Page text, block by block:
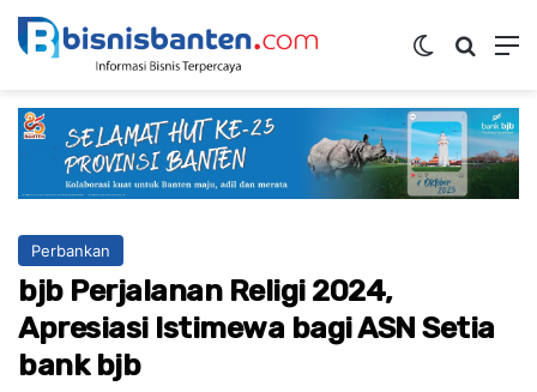
Switch skin
Perbankan
bjb Perjalanan Religi 2024,
Apresiasi Istimewa bagi ASN Setia
bank bjb